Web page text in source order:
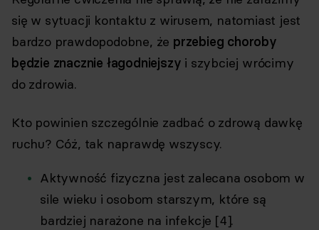
się w sytuacji kontaktu z wirusem, natomiast jest
bardzo prawdopodobne, że przebieg choroby
będzie znacznie łagodniejszy i szybciej wrócimy
do zdrowia.
Kto powinien szczególnie zadbać o zdrową dawkę
ruchu? Cóż, tak naprawdę wszyscy.
Aktywność fizyczna jest zalecana osobom w
sile wieku i osobom starszym, które są
bardziej narażone na infekcje [4].